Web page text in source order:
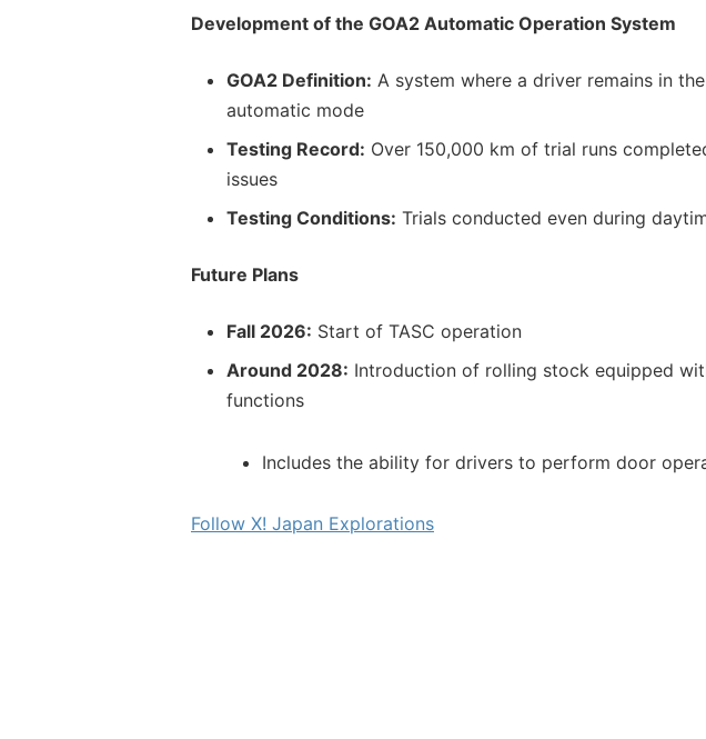
Development of the GOA2 Automatic Operation System
GOA2 Definition: A system where a driver remains in
automatic mode
Testing Record: Over 150,000 km of trial runs
issues
Testing Conditions: Trials conducted even during
Future Plans
Fall 2026: Start of TASC operation
Around 2028: Introduction of rolling stock equipped
functions
Includes the ability for drivers to perform door
Follow X! Japan Explorations